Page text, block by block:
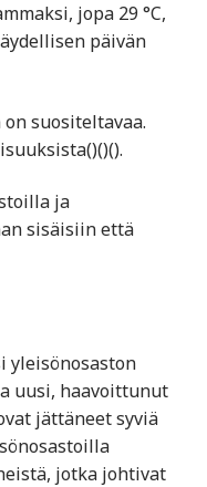
jopa 29 °C,
päivän
suositeltavaa.
ja
sisäisiin että
yleisönosaston
uusi, haavoittunut
jättäneet syviä
jotka johtivat